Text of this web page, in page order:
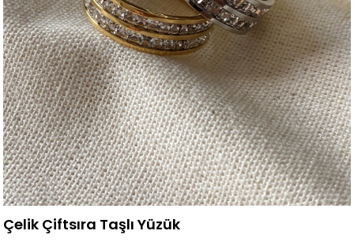
Çelik Çiftsıra Taşlı Yüzük